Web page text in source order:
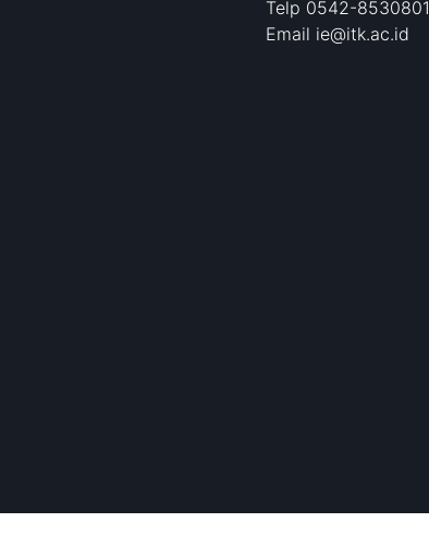
Telp 0542-8530801
Email ie@itk.ac.id